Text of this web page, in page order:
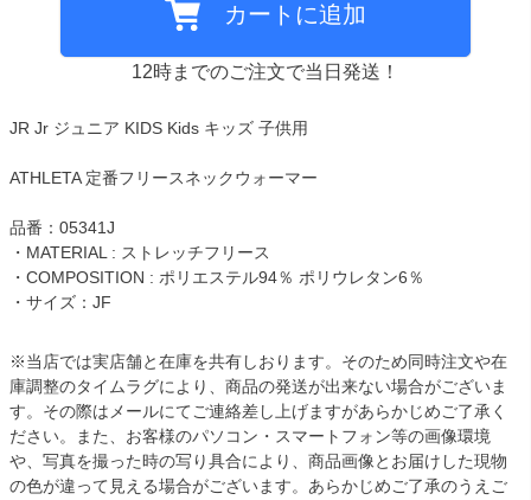
カートに追加
12時までのご注文で当日発送！
JR Jr ジュニア KIDS Kids キッズ 子供用
ATHLETA 定番フリースネックウォーマー
品番：05341J
・MATERIAL : ストレッチフリース
・COMPOSITION : ポリエステル94％ ポリウレタン6％
・サイズ：JF
※当店では実店舗と在庫を共有しおります。そのため同時注文や在
庫調整のタイムラグにより、商品の発送が出来ない場合がございま
す。その際はメールにてご連絡差し上げますがあらかじめご了承く
ださい。また、お客様のパソコン・スマートフォン等の画像環境
や、写真を撮った時の写り具合により、商品画像とお届けした現物
の色が違って見える場合がございます。あらかじめご了承のうえご